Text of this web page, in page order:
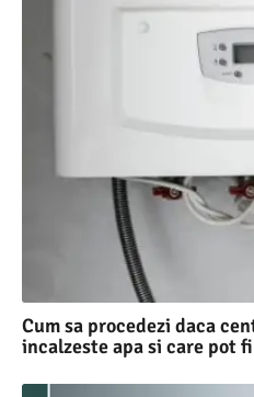
Cum sa procedezi daca
incalzeste apa si care pot